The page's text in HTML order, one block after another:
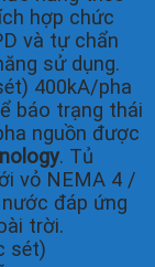
hợp chức
và tự chẩn
sử dụng.
400kA/pha
báo trạng thái
nguồn được
. Tủ
vỏ NEMA 4 /
đáp ứng
trời.